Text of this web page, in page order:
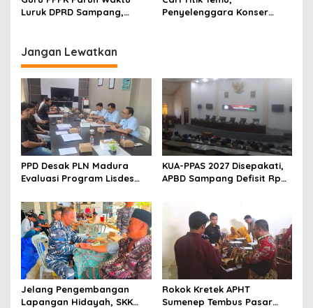
Luruk DPRD Sampang,
Penyelenggara Konser
Jangan Lewatkan
PPD Desak PLN Madura
Evaluasi Program Lisdes
KUA-PPAS 2027 Disepakati,
APBD Sampang Defisit Rp
Jelang Pengembangan
Lapangan Hidayah, SKK
Rokok Kretek APHT
Sumenep Tembus Pasar